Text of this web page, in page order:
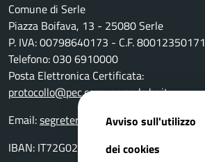
Comune di Serle
Piazza Boifava, 13 - 25080 Serle
P. IVA: 00798640173 - C.F. 80012350171
Telefono: 030 6910000
Posta Elettronica Certificata:
protocollo@pec.comune.serle.bs.it
Email:segreteria@comune.serle.bs.it
IBAN: IT72G0200811200 000107409328
Avviso sull'utilizzo
dei cookies